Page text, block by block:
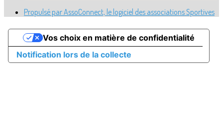
Propulsé par AssoConnect, le logiciel des associations Sportives
Notification lors de la collecte
Vos choix en matière de confidentialité